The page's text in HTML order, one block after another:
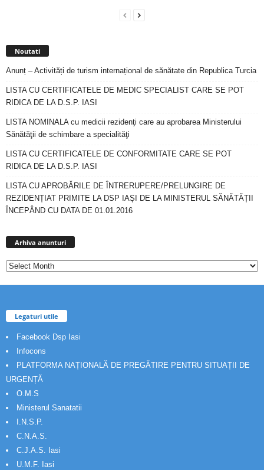
Noutati
Anunț – Activități de turism internațional de sănătate din Republica Turcia
LISTA CU CERTIFICATELE DE MEDIC SPECIALIST CARE SE POT
RIDICA DE LA D.S.P. IASI
LISTA NOMINALA cu medicii rezidenţi care au aprobarea Ministerului
Sănătăţii de schimbare a specialităţi
LISTA CU CERTIFICATELE DE CONFORMITATE CARE SE POT
RIDICA DE LA D.S.P. IASI
LISTA CU APROBĂRILE DE ÎNTRERUPERE/PRELUNGIRE DE
REZIDENȚIAT PRIMITE LA DSP IAȘI DE LA MINISTERUL SĂNĂTĂȚII
ÎNCEPÂND CU DATA DE 01.01.2016
Arhiva anunturi
Legaturi utile
Facebook Dsp Iasi
Infocons
PLATFORMA NAȚIONALĂ DE PREGĂTIRE PENTRU SITUAȚII DE
URGENȚĂ
O.M.S
Ministerul Sanatatii
I.N.S.P.
C.N.A.S.
C.J.A.S. Iasi
U.M.F. Iasi